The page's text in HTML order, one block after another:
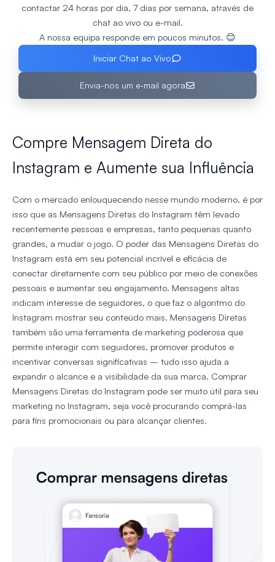
contactar 24 horas por dia, 7 dias por semana, através de
chat ao vivo ou e-mail.
A nossa equipa responde em poucos minutos. 😊
Iniciar Chat ao Vivo
Envia-nos um e‑mail agora
Compre Mensagem Direta do
Instagram e Aumente sua Influência
Com o mercado enlouquecendo nesse mundo moderno, é por
isso que as Mensagens Diretas do Instagram têm levado
recentemente pessoas e empresas, tanto pequenas quanto
grandes, a mudar o jogo. O poder das Mensagens Diretas do
Instagram está em seu potencial incrível e eficácia de
conectar diretamente com seu público por meio de conexões
pessoais e aumentar seu engajamento. Mensagens altas
indicam interesse de seguidores, o que faz o algoritmo do
Instagram mostrar seu conteúdo mais. Mensagens Diretas
também são uma ferramenta de marketing poderosa que
permite interagir com seguidores, promover produtos e
incentivar conversas significativas – tudo isso ajuda a
expandir o alcance e a visibilidade da sua marca. Comprar
Mensagens Diretas do Instagram pode ser muito útil para seu
marketing no Instagram, seja você procurando comprá-las
para fins promocionais ou para alcançar clientes.